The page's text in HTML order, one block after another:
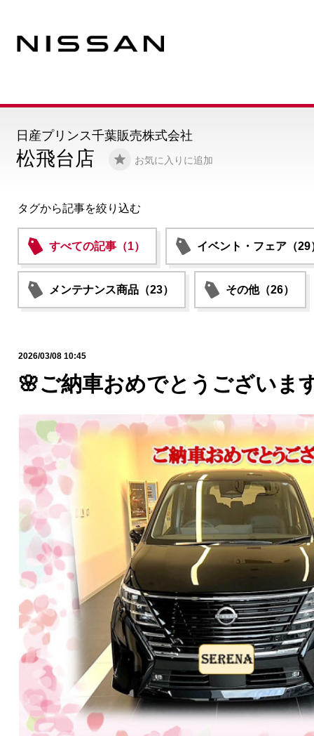
松飛台店 お気に入りに追加
日産プリンス千葉販売株式会社
タグから記事を絞り込む
すべての記事（1） イベント・フェア（29
メンテナンス商品（23） その他（26）
2026/03/08 10:45
🌸ご納車おめでとうございま